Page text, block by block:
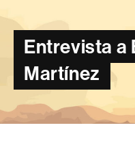
Entrevista a
Martínez